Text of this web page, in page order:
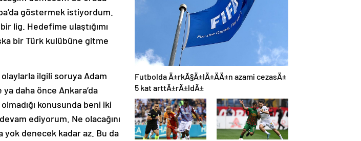
göstermek istiyordum.
lig. Hedefime ulaştığımı
bir Türk kulübüne gitme
ilgili soruya Adam
daha önce Ankara’da
konusunda beni iki
ediyorum. Ne olacağını
yok denecek kadar az. Bu da
Futbolda Ä±rkÃ§Ä±lÄ±ÄÄ±n azami cezasÄ±
5 kat arttÄ±rÄ±ldÄ±